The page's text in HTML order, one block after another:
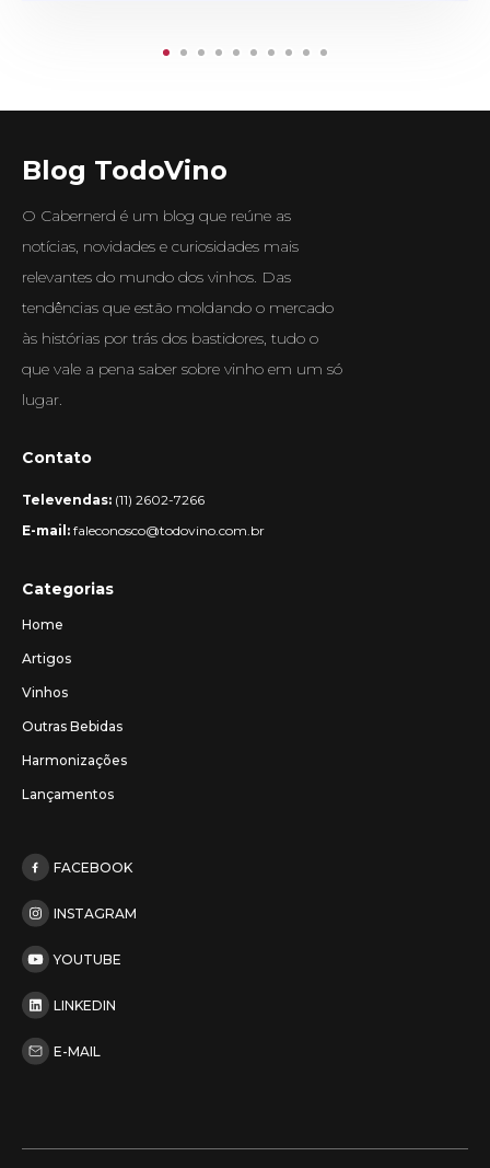
Blog TodoVino
O Cabernerd é um blog que reúne as
notícias, novidades e curiosidades mais
relevantes do mundo dos vinhos. Das
tendências que estão moldando o mercado
às histórias por trás dos bastidores, tudo o
que vale a pena saber sobre vinho em um só
lugar.
Contato
Televendas: (11) 2602-7266
E-mail: faleconosco@todovino.com.br
Categorias
Home
Artigos
Vinhos
Outras Bebidas
Harmonizações
Lançamentos
FACEBOOK
INSTAGRAM
YOUTUBE
LINKEDIN
E-MAIL